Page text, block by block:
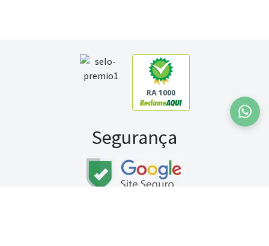
RA 1000
Segurança